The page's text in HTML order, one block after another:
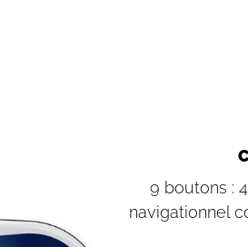
9 boutons :
navigationnel